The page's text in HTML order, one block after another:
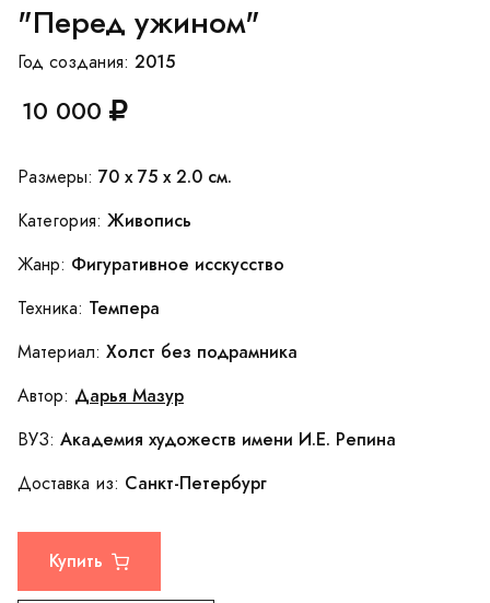
"Перед ужином"
Год создания: 2015
10 000
Размеры: 70 x 75 x 2.0 см.
Категория: Живопись
Жанр: Фигуративное исскусство
Техника: Темпера
Материал: Холст без подрамника
Автор: Дарья Мазур
ВУЗ: Академия художеств имени И.Е. Репина
Доставка из: Санкт-Петербург
Купить